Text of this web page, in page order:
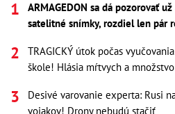
ARMAGEDON sa dá pozorovať
satelitné snímky, rozdiel len pár
TRAGICKÝ útok počas
škole! Hlásia mŕtvych a
Desivé varovanie experta: Rusi
vojakov! Drony nebudú stačiť